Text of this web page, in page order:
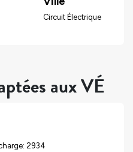
Circuit Électrique
aux VÉ
2934